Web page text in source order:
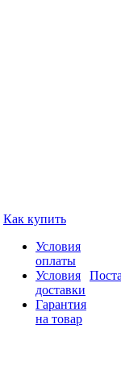
Как купить
Условия
оплаты
Условия
доставки
Гарантия
на товар